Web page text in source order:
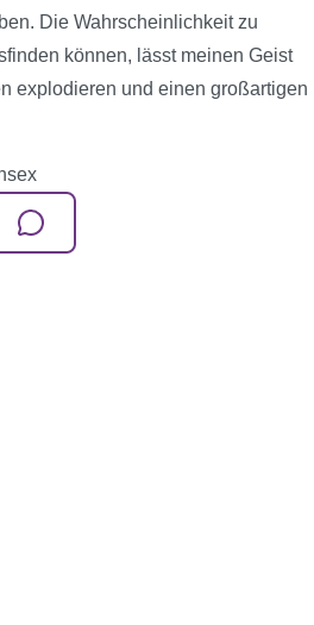
Die Wahrscheinlichkeit zu
können, lässt meinen Geist
explodieren und einen großartigen